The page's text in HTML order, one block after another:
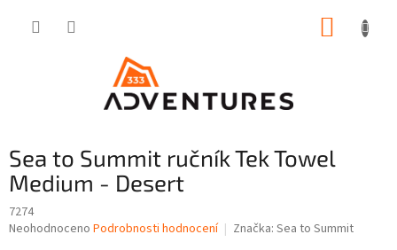
Sea to Summit ručník Tek Towel
Medium - Desert
7274
Průměrné
Neohodnoceno Podrobnosti hodnocení Značka: Sea to Summit